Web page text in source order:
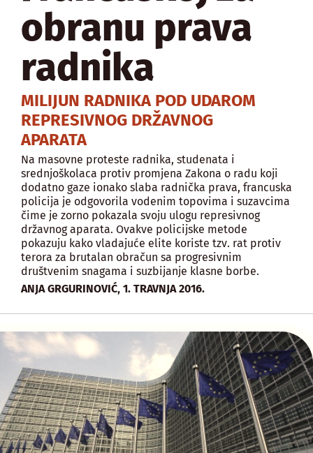
obranu prava
radnika
MILIJUN RADNIKA POD UDAROM
REPRESIVNOG DRŽAVNOG
APARATA
Na masovne proteste radnika, studenata i
srednjoškolaca protiv promjena Zakona o radu koji
dodatno gaze ionako slaba radnička prava, francuska
policija je odgovorila vodenim topovima i suzavcima
čime je zorno pokazala svoju ulogu represivnog
državnog aparata. Ovakve policijske metode
pokazuju kako vladajuće elite koriste tzv. rat protiv
terora za brutalan obračun sa progresivnim
društvenim snagama i suzbijanje klasne borbe.
ANJA GRGURINOVIĆ, 1. TRAVNJA 2016.